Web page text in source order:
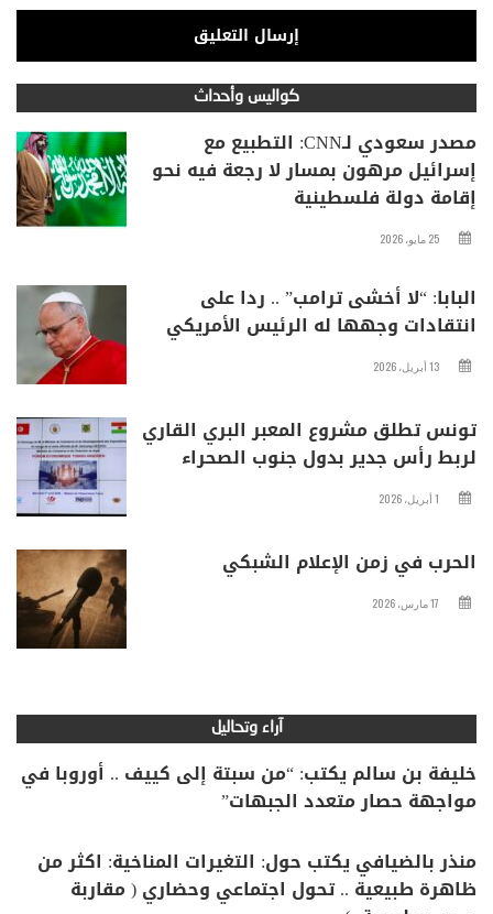
كواليس وأحداث
مصدر سعودي لـCNN: التطبيع مع
إسرائيل مرهون بمسار لا رجعة فيه نحو
إقامة دولة فلسطينية
25 مايو، 2026
البابا: “لا أخشى ترامب” .. ردا على
انتقادات وجهها له الرئيس الأمريكي
13 أبريل، 2026
تونس تطلق مشروع المعبر البري القاري
لربط رأس جدير بدول جنوب الصحراء
1 أبريل، 2026
الحرب في زمن الإعلام الشبكي
17 مارس، 2026
آراء وتحاليل
خليفة بن سالم يكتب: “من سبتة إلى كييف .. أوروبا في
مواجهة حصار متعدد الجبهات”
منذر بالضيافي يكتب حول: التغيرات المناخية: اكثر من
ظاهرة طبيعية .. تحول اجتماعي وحضاري ( مقاربة